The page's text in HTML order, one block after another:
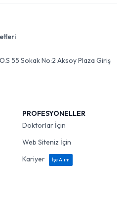
55 Sokak No:2 Aksoy Plaza Giriş
PROFESYONELLER
Doktorlar İçin
Web Siteniz İçin
Kariyer
İşe Alım